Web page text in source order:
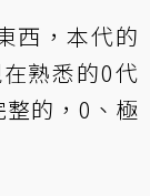
西，本代的
熟悉的0代
的，0、極